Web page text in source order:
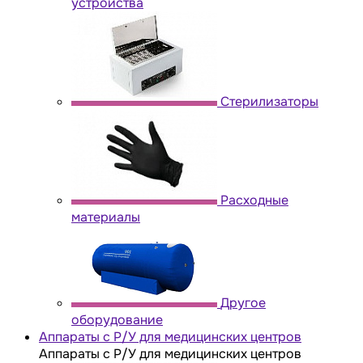
Стерилизаторы
Расходные
материалы
Другое
оборудование
Аппараты с Р/У для медицинских центров
Аппараты с Р/У для медицинских центров